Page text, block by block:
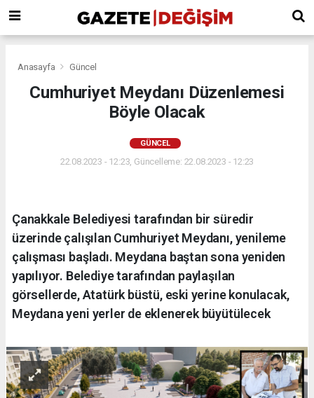
Anasayfa Güncel
Cumhuriyet Meydanı Düzenlemesi
Böyle Olacak
GÜNCEL
22.08.2023 - 12:23, Güncelleme: 22.08.2023 - 12:23
Çanakkale Belediyesi tarafından bir süredir
üzerinde çalışılan Cumhuriyet Meydanı, yenileme
çalışması başladı. Meydana baştan sona yeniden
yapılıyor. Belediye tarafından paylaşılan
görsellerde, Atatürk büstü, eski yerine konulacak,
Meydana yeni yerler de eklenerek büyütülecek